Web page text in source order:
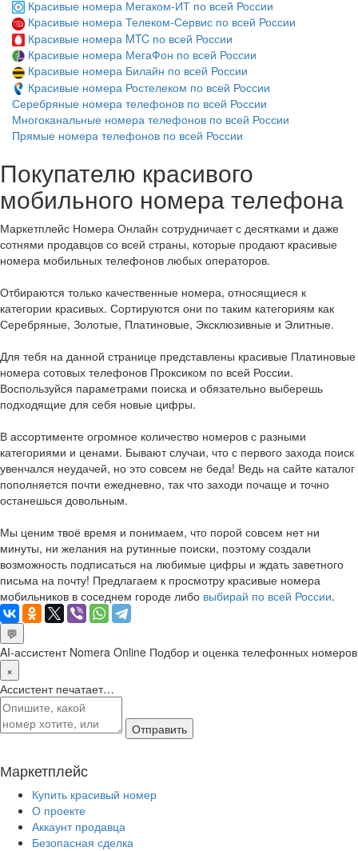
Красивые номера Мегаком-ИТ по всей России
Красивые номера Телеком-Сервис по всей России
Красивые номера MTC по всей России
Красивые номера МегаФон по всей России
Красивые номера Билайн по всей России
Красивые номера Ростелеком по всей России
Серебряные номера телефонов по всей России
Многоканальные номера телефонов по всей России
Прямые номера телефонов по всей России
Покупателю красивого
мобильного номера телефона
Маркетплейс Номера Онлайн сотрудничает с десятками и даже
сотнями продавцов со всей страны, которые продают красивые
номера мобильных телефонов любых операторов.
Отбираются только качественные номера, относящиеся к
категории красивых. Сортируются они по таким категориям как
Серебряные, Золотые, Платиновые, Эксклюзивные и Элитные.
Для тебя на данной странице представлены красивые Платиновые
номера сотовых телефонов Проксиком по всей России.
Воспользуйся параметрами поиска и обязательно выберешь
подходящие для себя новые цифры.
В ассортименте огромное количество номеров с разными
категориями и ценами. Бывают случаи, что с первого захода поиск
увенчался неудачей, но это совсем не беда! Ведь на сайте каталог
пополняется почти ежедневно, так что заходи почаще и точно
останешься довольным.
Мы ценим твоё время и понимаем, что порой совсем нет ни
минуты, ни желания на рутинные поиски, поэтому создали
возможность подписаться на любимые цифры и ждать заветного
письма на почту! Предлагаем к просмотру красивые номера
мобильников в соседнем городе либо выбирай по всей России.
💬
AI-ассистент Nomera Online Подбор и оценка телефонных номеров
×
Ассистент печатает…
Отправить
Маркетплейс
Купить красивый номер
О проекте
Аккаунт продавца
Безопасная сделка